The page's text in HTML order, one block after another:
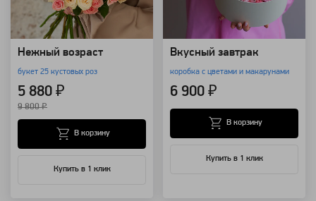
Нежный возраст
букет 25 кустовых роз
5 880 ₽
9 800 ₽
Купить в 1 клик
В корзину
Вкусный завтрак
коробка с цветами и макарунами
6 900 ₽
Купить в 1 клик
В корзину